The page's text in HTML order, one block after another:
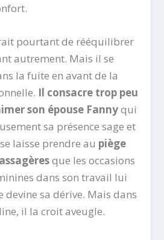
pourtant de rééquilibrer
autrement. Mais il se
la fuite en avant de la
Il consacre trop peu
son épouse Fannyqui
sa présence sage et
laisse prendre au piège
que les occasions
dans son travail lui
devine sa dérive. Mais dans
il la croit aveugle.